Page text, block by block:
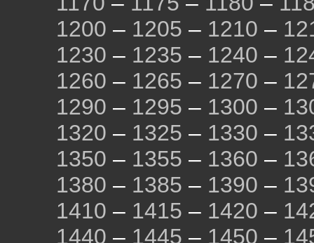
1200 – 1205 – 1210 –
1230 – 1235 – 1240 –
1260 – 1265 – 1270 –
1290 – 1295 – 1300 –
1320 – 1325 – 1330 –
1350 – 1355 – 1360 –
1380 – 1385 – 1390 –
1410 – 1415 – 1420 –
1440 – 1445 – 1450 –